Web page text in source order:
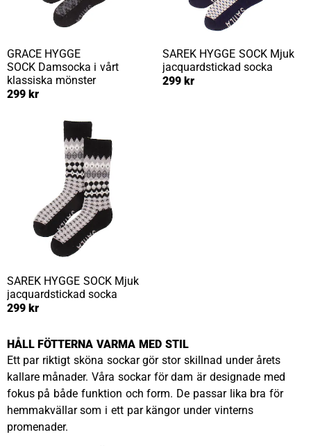
GRACE HYGGE
SOCK Damsocka i vårt
klassiska mönster
299 kr
SAREK HYGGE SOCK Mjuk
jacquardstickad socka
299 kr
SAREK HYGGE SOCK Mjuk
jacquardstickad socka
299 kr
HÅLL FÖTTERNA VARMA MED STIL
Ett par riktigt sköna sockar gör stor skillnad under årets
kallare månader. Våra sockar för dam är designade med
fokus på både funktion och form. De passar lika bra för
hemmakvällar som i ett par kängor under vinterns
promenader.